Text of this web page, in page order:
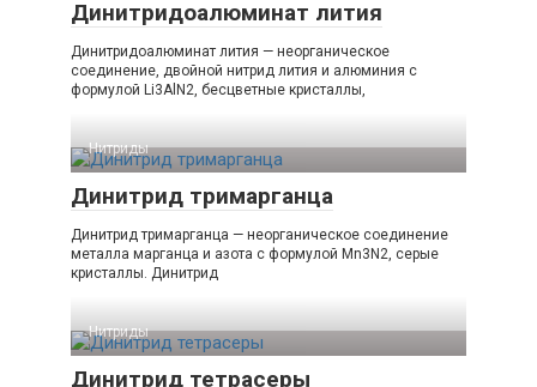
Динитридоалюминат лития
Динитридоалюминат лития — неорганическое
соединение, двойной нитрид лития и алюминия с
формулой Li3AlN2, бесцветные кристаллы,
Нитриды‎
Динитрид тримарганца
Динитрид тримарганца — неорганическое соединение
металла марганца и азота с формулой Mn3N2, серые
кристаллы. Динитрид
Нитриды‎
Динитрид тетрасеры